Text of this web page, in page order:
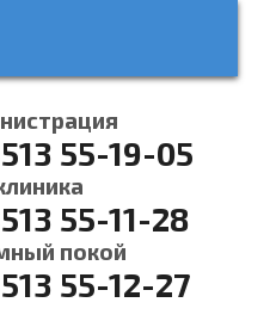
55-19-05
55-11-28
покой
55-12-27